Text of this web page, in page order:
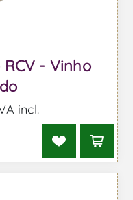
- Vinho
incl.